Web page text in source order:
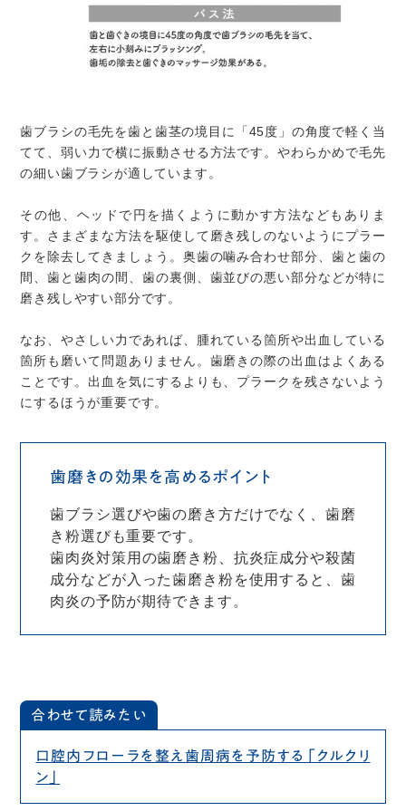
歯ブラシの毛先を歯と歯茎の境目に「45度」の角度で軽く当
てて、弱い力で横に振動させる方法です。やわらかめで毛先
の細い歯ブラシが適しています。
その他、ヘッドで円を描くように動かす方法などもありま
す。さまざまな方法を駆使して磨き残しのないようにプラー
クを除去してきましょう。奥歯の噛み合わせ部分、歯と歯の
間、歯と歯肉の間、歯の裏側、歯並びの悪い部分などが特に
磨き残しやすい部分です。
なお、やさしい力であれば、腫れている箇所や出血している
箇所も磨いて問題ありません。歯磨きの際の出血はよくある
ことです。出血を気にするよりも、プラークを残さないよう
にするほうが重要です。
歯磨きの効果を高めるポイント
歯ブラシ選びや歯の磨き方だけでなく、歯磨
き粉選びも重要です。
歯肉炎対策用の歯磨き粉、抗炎症成分や殺菌
成分などが入った歯磨き粉を使用すると、歯
肉炎の予防が期待できます。
合わせて読みたい
口腔内フローラを整え歯周病を予防する「クルクリ
ン」